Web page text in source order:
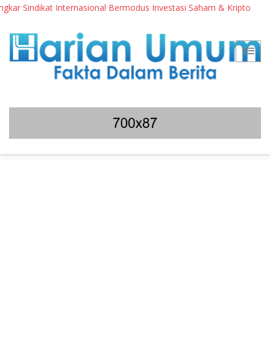
Sindikat Internasional Bermodus Investasi Saham & Kripto